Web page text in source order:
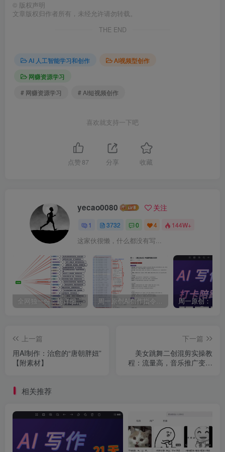
© 版权声明
文章版权归作者所有，未经允许请勿转载。
THE END
AI 人工智能学习和创作
AI视频型创作
网赚资源学习
# 网赚资源学习
# AI短视频创作
喜欢就支持一下吧
点赞 87 分享 收藏
yecao0080 关注
1 3732 0 4 144W+
这家伙很懒，什么都没有写...
全网独一份：超详细的40+个自媒体赛道领域解析手册，让你的内容创作不再局限！
上一篇
用AI制作：治愈的“唐朝胖妞”
【附素材】
下一篇
美女跳舞二创混剪实操教
程：流量高，音乐推广变现
相关推荐